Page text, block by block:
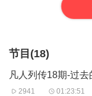
节目(18)
2941 01:23:51